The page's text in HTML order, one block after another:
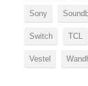
Sony
Switch TCL
Vestel